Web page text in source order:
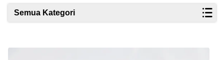
Semua Kategori